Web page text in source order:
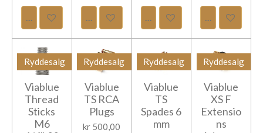
Legg til handlevognLegg til handlevognLegg til handlevogn
Legg til
Ryddesalg
Viablue
Thread
Sticks
M6
Ryddesalg
Viablue
TS RCA
Plugs
kr 500,00
Ryddesalg
Viablue
TS
Spades 6
mm
Ryddesalg
Viablue
XS F
Extensio
ns